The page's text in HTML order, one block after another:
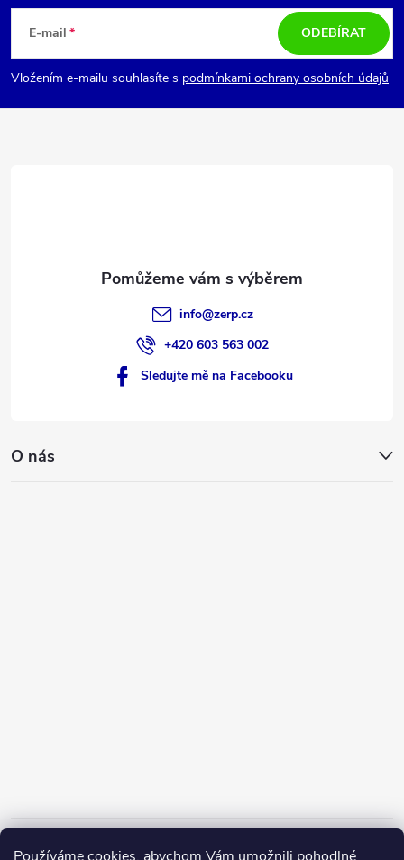
p
a
E-mail
Vložením e-mailu souhlasíte s podmínkami ochrany osobních údajů
ODEBÍRAT
info@zerp.cz
+420 603 563 002
Sledujte mě na Facebooku
O nás